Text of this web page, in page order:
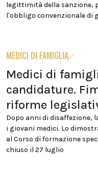
legittimità della sanzione,
l'obbligo convenzionale di
MEDICI DI FAMIGLIA
Medici di
candidature.
riforme
Dopo anni di disaffezione,
i giovani medici. Lo
al Corso di formazione
chiuso il 27 luglio